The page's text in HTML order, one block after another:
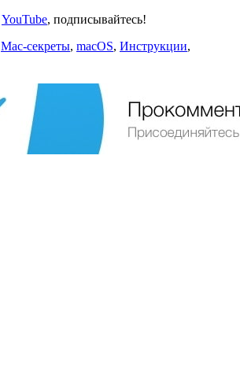
YouTube, подписывайтесь!
Mac-секреты, macOS, Инструкции,